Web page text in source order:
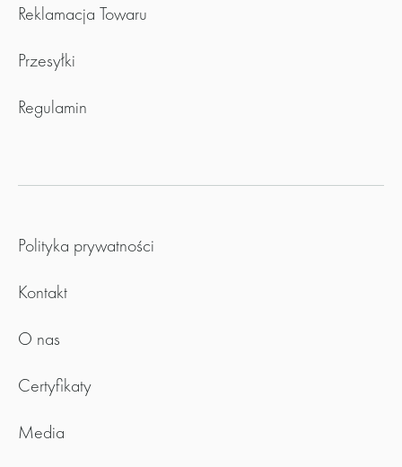
Reklamacja Towaru
Przesyłki
Regulamin
Polityka prywatności
Kontakt
O nas
Certyfikaty
Media